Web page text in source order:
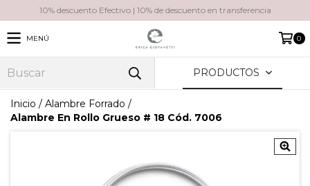
10% descuento Efectivo | 10% de descuento en transferencia
MENÚ 0
PRODUCTOS
Inicio / Alambre Forrado /
Alambre En Rollo Grueso # 18 Cód. 7006